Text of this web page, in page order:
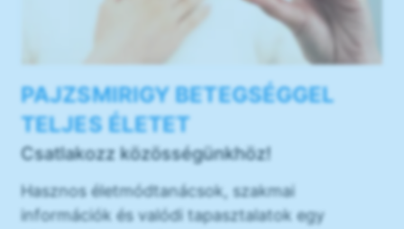
PAJZSMIRIGY BETEGSÉGGEL
TELJES ÉLETET
Csatlakozz közösségünkhöz!
Hasznos életmódtanácsok, szakmai
információk és valódi tapasztalatok egy